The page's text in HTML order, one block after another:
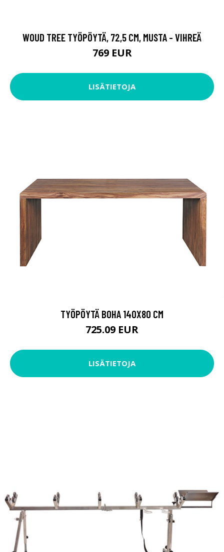
WOUD TREE TYÖPÖYTÄ, 72,5 CM, MUSTA - VIHREÄ
769 EUR
LISÄTIETOJA
TYÖPÖYTÄ BOHA 140X80 CM
725.09 EUR
LISÄTIETOJA